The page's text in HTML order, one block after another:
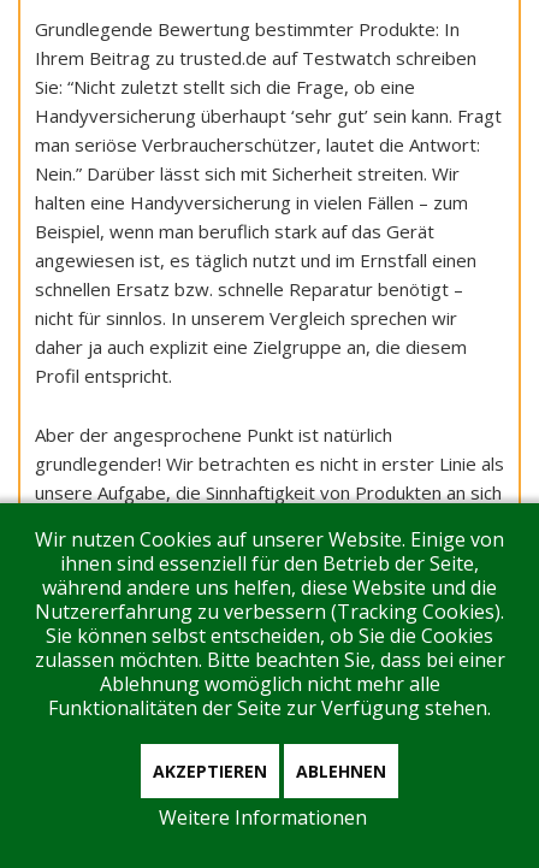
Grundlegende Bewertung bestimmter Produkte: In
Ihrem Beitrag zu trusted.de auf Testwatch schreiben
Sie: “Nicht zuletzt stellt sich die Frage, ob eine
Handyversicherung überhaupt ‘sehr gut’ sein kann. Fragt
man seriöse Verbraucherschützer, lautet die Antwort:
Nein.” Darüber lässt sich mit Sicherheit streiten. Wir
halten eine Handyversicherung in vielen Fällen – zum
Beispiel, wenn man beruflich stark auf das Gerät
angewiesen ist, es täglich nutzt und im Ernstfall einen
schnellen Ersatz bzw. schnelle Reparatur benötigt –
nicht für sinnlos. In unserem Vergleich sprechen wir
daher ja auch explizit eine Zielgruppe an, die diesem
Profil entspricht.
Aber der angesprochene Punkt ist natürlich
grundlegender! Wir betrachten es nicht in erster Linie als
unsere Aufgabe, die Sinnhaftigkeit von Produkten an sich
aktiv auf der Suche nach einem entsprechenden Angebot
sind, helfen, das beste Angebot für ihre Bedürfnisse zu
finden. Und in diesem Fall können (und müssen) wir
natürlich die verfügbaren Produkte anhand der ihnen
innewohnenden Maßstäbe messen, vergleichen und
bewerten. Zudem veröffentlichen wir in jedem Fall auch
transparent die Preise, Vertragskonditionen und
Teppich. So bewerben wir die Produkte nicht stumpf,
sondern geben unseren Leser:innen die Möglichkeit, für
Wir nutzen Cookies auf unserer Website. Einige von
ihnen sind essenziell für den Betrieb der Seite,
während andere uns helfen, diese Website und die
Nutzererfahrung zu verbessern (Tracking Cookies).
Sie können selbst entscheiden, ob Sie die Cookies
zulassen möchten. Bitte beachten Sie, dass bei einer
Ablehnung womöglich nicht mehr alle
Funktionalitäten der Seite zur Verfügung stehen.
AKZEPTIEREN ABLEHNEN
Weitere Informationen